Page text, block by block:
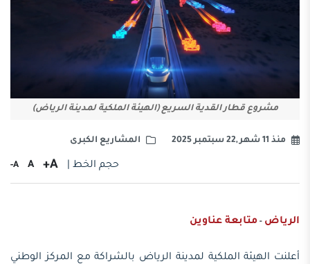
مشروع قطار القدية السريع (الهيئة الملكية لمدينة الرياض)
منذ 11 شهر ,22 سبتمبر 2025 المشاريع الكبرى
حجم الخط | A+
A
A-
الرياض - متابعة عناوين
أعلنت الهيئة الملكية لمدينة الرياض بالشراكة مع المركز الوطني